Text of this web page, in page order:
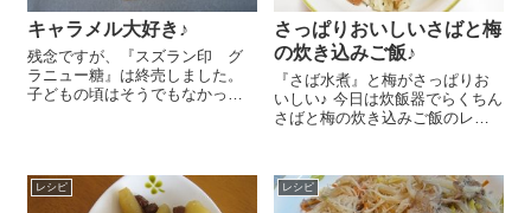
キャラメル大好き♪
残念ですが、『スズラン印 グ
ラニュー糖』は終売しました。
子どもの頃はそうでもなかった
ラメル”風味のも...
さっぱりおいしいさばと梅
の炊き込みご飯♪
『さば水煮』と梅がさっぱりお
いしい♪ 今日は炊飯器でらくちん
さばと梅の炊き込みご飯のレシ
上漬けておきます。お米に『さ
ば水煮』 1缶、梅干大き目 2
レシピ レシピ